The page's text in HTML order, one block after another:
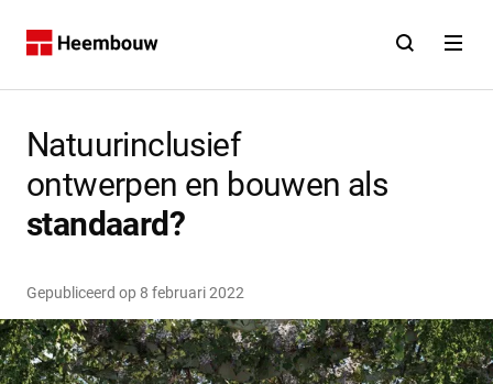
Home Open Open
Contact
Natuurinclusief
ontwerpen en bouwen als
standaard?
Gepubliceerd op 8 februari 2022